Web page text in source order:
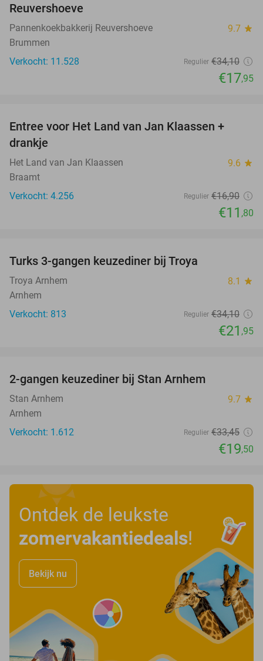
Reuvershoeve
Pannenkoekbakkerij Reuvershoeve 9.7 star
Brummen
Verkocht: 11.528
Regulier €34,10
€17,95
Entree voor Het Land van Jan Klaassen +
drankje
Het Land van Jan Klaassen 9.6 star
Braamt
Verkocht: 4.256
Regulier €16,90
€11 ,80
Turks 3-gangen keuzediner bij Troya
Troya Arnhem 8.1 star
Arnhem
Verkocht: 813
Regulier €34,10
€21 ,95
2-gangen keuzediner bij Stan Arnhem
Stan Arnhem 9.7 star
Arnhem
Verkocht: 1.612
Regulier €33,45
€19,50
Ontdek de leukste
zomervakantiedeals!
Bekijk nu